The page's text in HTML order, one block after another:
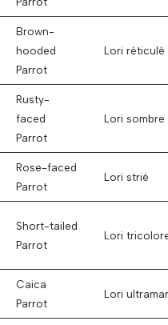
Brown-
hooded
Parrot
Lori réticulé
Rusty-
faced
Parrot
Lori sombre
Rose-faced
Parrot
Lori strié
Short-tailed
Parrot
Lori
Caica
Parrot
Lori